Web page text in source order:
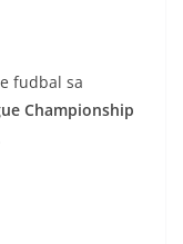
fudbal sa
Championship